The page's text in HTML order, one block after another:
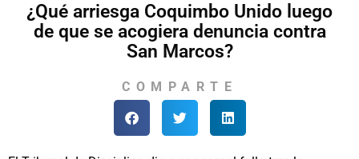
¿Qué arriesga Coquimbo Unido luego
de que se acogiera denuncia contra
San Marcos?
COMPARTE